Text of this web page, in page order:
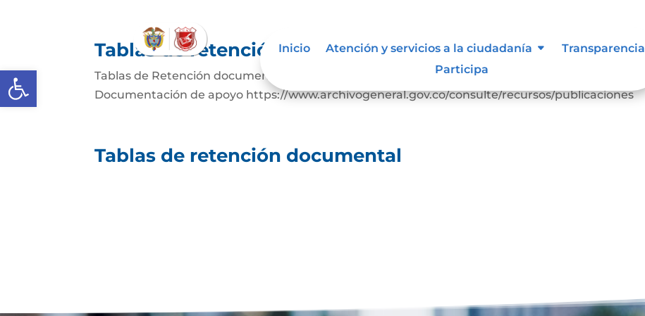
Abrir barra de herramientas
Inicio Atención y servicios a la ciudadanía
Transparencia
Participa
Tablas de retención documental
Tablas de Retención documental Descarga Cuadro clasificación documentalDescarga
Documentación de apoyo https://www.archivogeneral.gov.co/consulte/recursos/publicaciones
Tablas de retención documental